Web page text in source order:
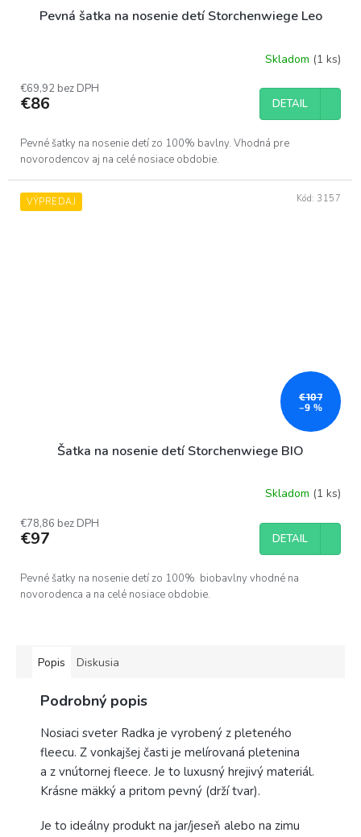
Pevná šatka na nosenie detí Storchenwiege Leo
produktu
je
z
Skladom (1 ks)
€69,92 bez DPH
€86 DETAIL
Pevné šatky na nosenie detí zo 100% bavlny. Vhodná pre
novorodencov aj na celé nosiace obdobie.
VÝPREDAJ
€107
–9 %
Šatka na nosenie detí Storchenwiege BIO
produktu
je
z
hviezdičiek.
Skladom (1 ks)
€78,86 bez DPH
€97 DETAIL
Pevné šatky na nosenie detí zo 100% biobavlny vhodné na
novorodenca a na celé nosiace obdobie.
Kód: 3157
Popis Diskusia
Podrobný popis
Nosiaci sveter Radka je vyrobený z pleteného
fleecu. Z vonkajšej časti je melírovaná pletenina
a z vnútornej fleece. Je to luxusný hrejivý materiál.
Krásne mäkký a pritom pevný (drží tvar).
Je to ideálny produkt na jar/jeseň alebo na zimu